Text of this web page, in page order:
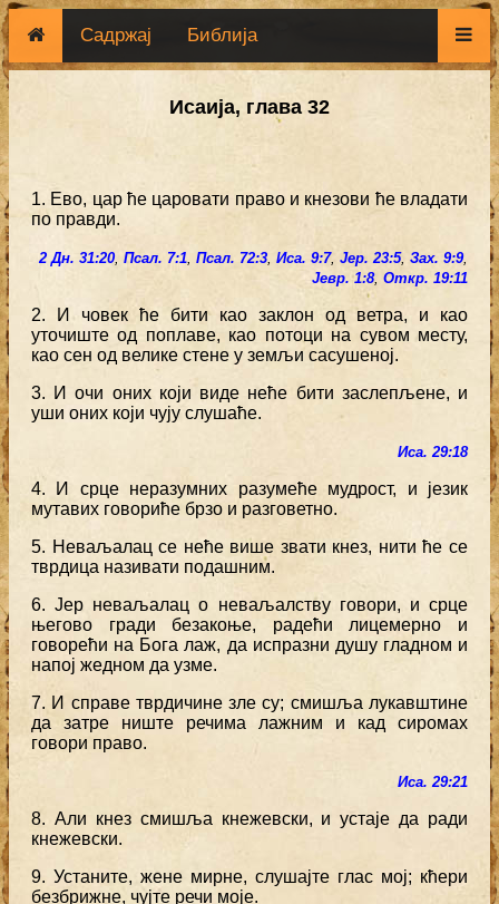
Садржај Библија
Исаија, глава 32
1. Ево, цар ће царовати право и кнезови ће владати
по правди.
2 Дн. 31:20, Псал. 7:1, Псал. 72:3, Иса. 9:7, Јер. 23:5, Зах. 9:9,
Јевр. 1:8, Откр. 19:11
2. И човек ће бити као заклон од ветра, и као
уточиште од поплаве, као потоци на сувом месту,
као сен од велике стене у земљи сасушеној.
3. И очи оних који виде неће бити заслепљене, и
уши оних који чују слушаће.
Иса. 29:18
4. И срце неразумних разумеће мудрост, и језик
мутавих говориће брзо и разговетно.
5. Неваљалац се неће више звати кнез, нити ће се
тврдица називати подашним.
6. Јер неваљалац о неваљалству говори, и срце
његово гради безакоње, радећи лицемерно и
говорећи на Бога лаж, да испразни душу гладном и
напој жедном да узме.
7. И справе тврдичине зле су; смишља лукавштине
да затре ниште речима лажним и кад сиромах
говори право.
Иса. 29:21
8. Али кнез смишља кнежевски, и устаје да ради
кнежевски.
9. Устаните, жене мирне, слушајте глас мој; кћери
безбрижне, чујте речи моје.